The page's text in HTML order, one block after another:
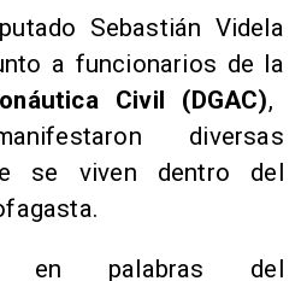
Sebastián Videla
a funcionarios de la
Civil (DGAC),
diversas
se viven dentro del
en palabras del